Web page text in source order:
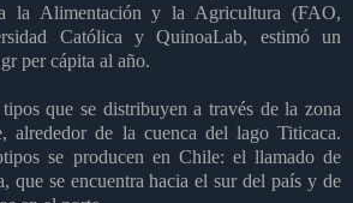
la Alimentación y la Agricultura (FAO,
Católica y QuinoaLab, estimó un
per cápita al año.
que se distribuyen a través de la zona
alrededor de la cuenca del lago Titicaca.
se producen en Chile: el llamado de
que se encuentra hacia el sur del país y de